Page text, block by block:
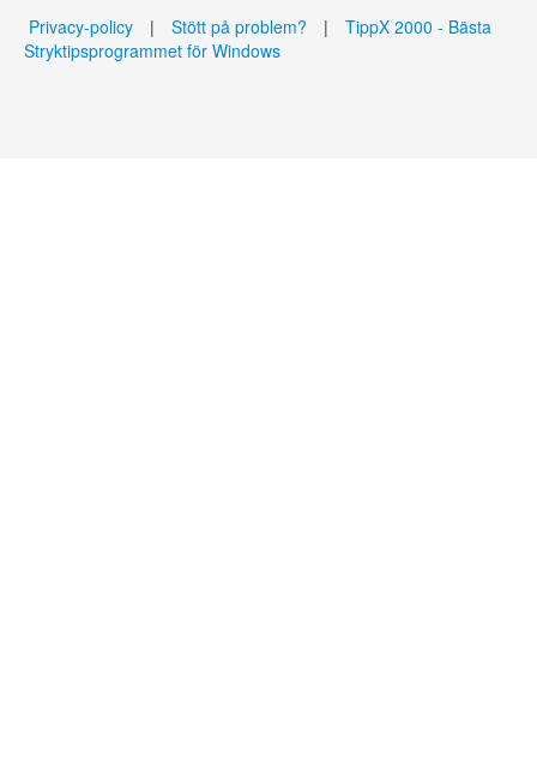
Privacy-policy
| Stött på problem? |
TippX 2000 - Bästa
Stryktipsprogrammet för Windows